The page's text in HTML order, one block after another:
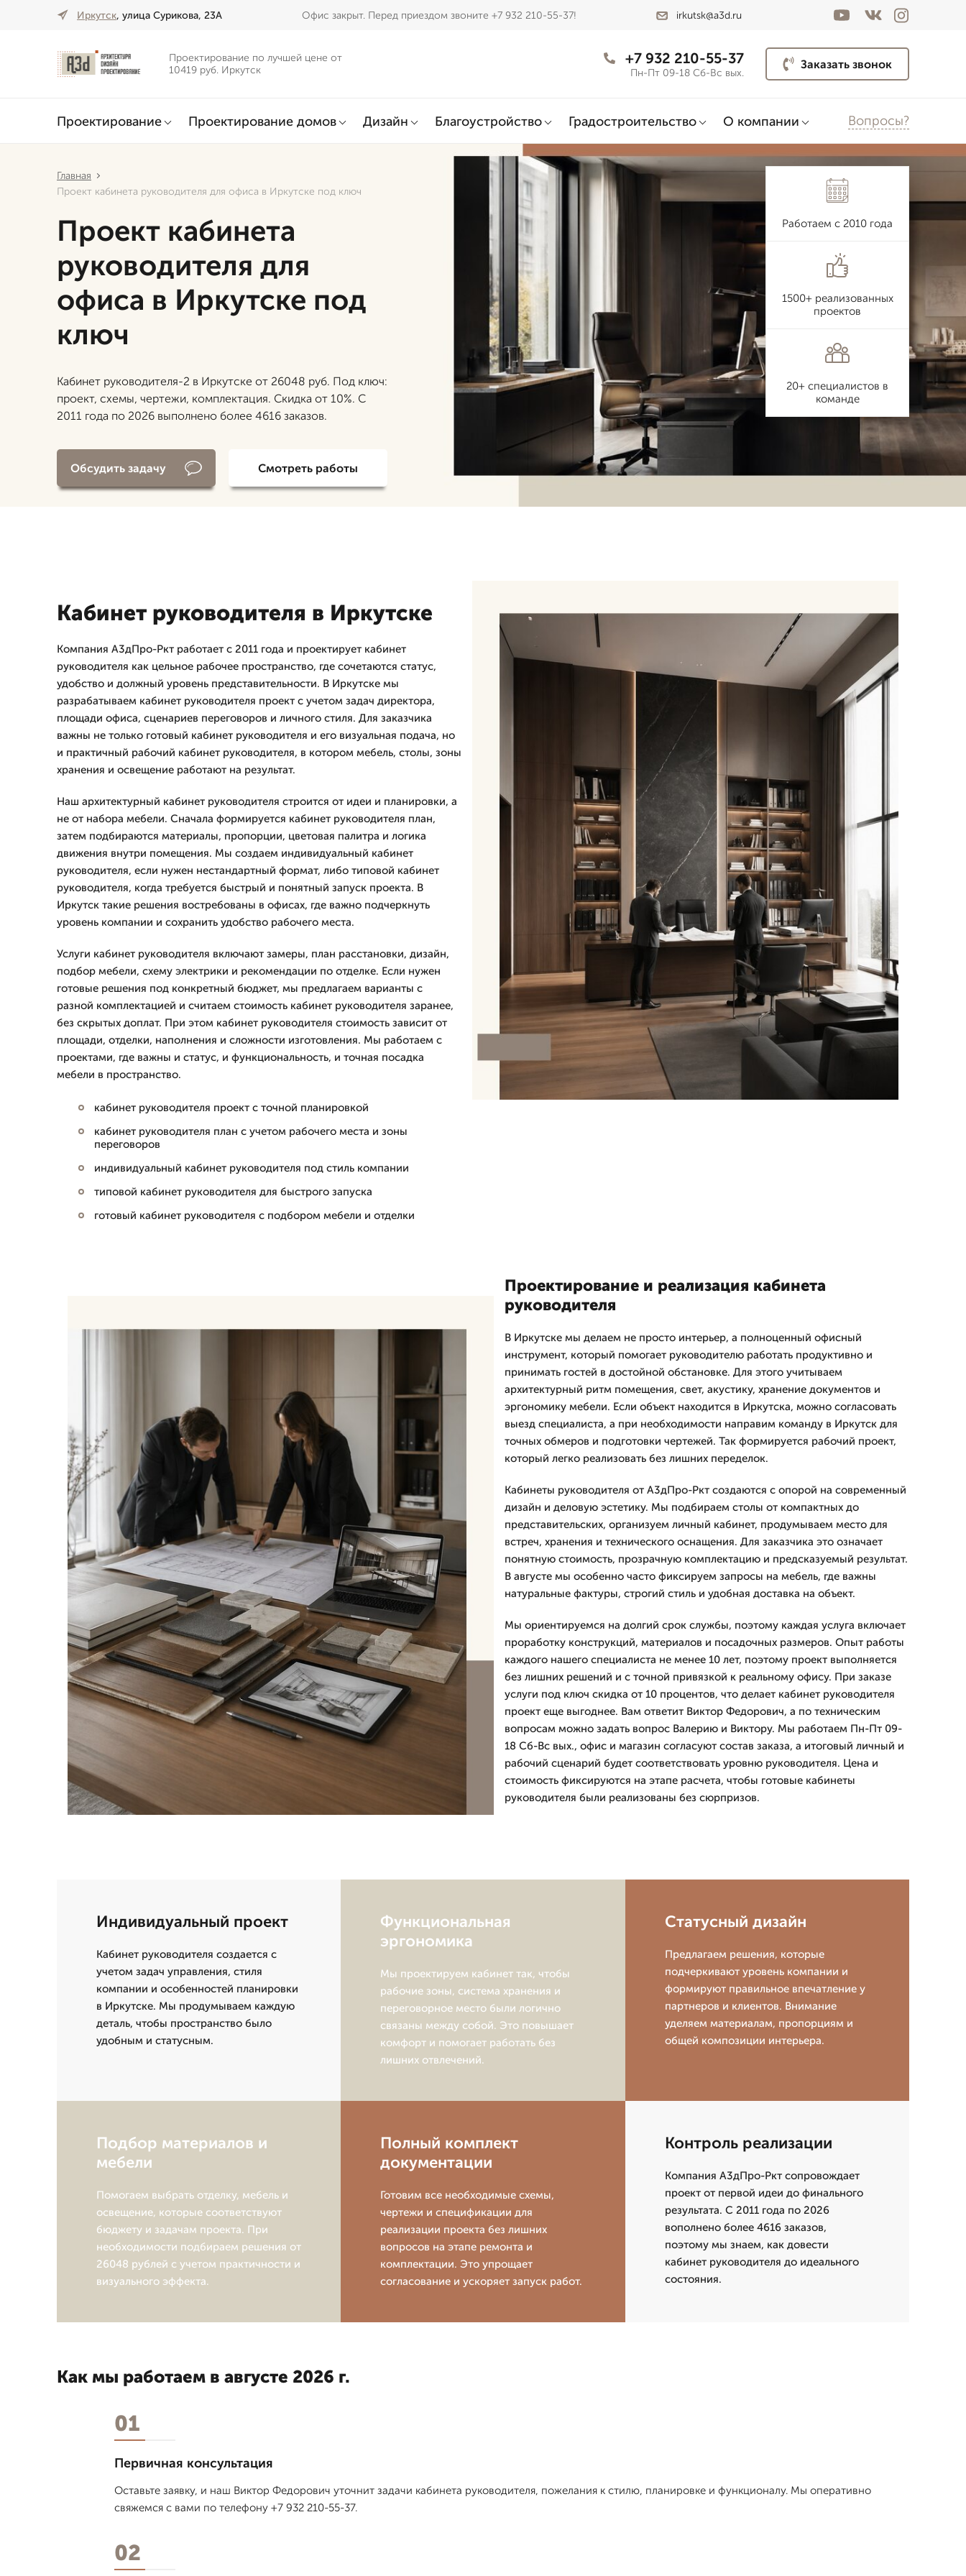
Иркутск, улица Сурикова, 23А Офис закрыт. Перед приездом звоните +7 932 210-55-37! irkutsk@a3d.ru
Проектирование по лучшей цене от
10419 руб. Иркутск
+7 932 210-55-37
Пн-Пт 09-18 Сб-Вс вых.
Заказать звонок
Проектирование Проектирование домов Дизайн Благоустройство Градостроительство О компании Вопросы?
Главная
Проект кабинета руководителя для офиса в Иркутске под ключ
Проект кабинета
руководителя для
офиса в Иркутске под
ключ
Кабинет руководителя-2 в Иркутске от 26048 руб. Под ключ:
проект, схемы, чертежи, комплектация. Скидка от 10%. С
2011 года по 2026 выполнено более 4616 заказов.
Обсудить задачу Смотреть работы
Работаем с 2010 года
1500+ реализованных
проектов
20+ специалистов в
команде
Кабинет руководителя в Иркутске
Компания А3дПро-Ркт работает с 2011 года и проектирует кабинет
руководителя как цельное рабочее пространство, где сочетаются статус,
удобство и должный уровень представительности. В Иркутске мы
разрабатываем кабинет руководителя проект с учетом задач директора,
площади офиса, сценариев переговоров и личного стиля. Для заказчика
важны не только готовый кабинет руководителя и его визуальная подача, но
и практичный рабочий кабинет руководителя, в котором мебель, столы, зоны
хранения и освещение работают на результат.
Наш архитектурный кабинет руководителя строится от идеи и планировки, а
не от набора мебели. Сначала формируется кабинет руководителя план,
затем подбираются материалы, пропорции, цветовая палитра и логика
движения внутри помещения. Мы создаем индивидуальный кабинет
руководителя, если нужен нестандартный формат, либо типовой кабинет
руководителя, когда требуется быстрый и понятный запуск проекта. В
Иркутск такие решения востребованы в офисах, где важно подчеркнуть
уровень компании и сохранить удобство рабочего места.
Услуги кабинет руководителя включают замеры, план расстановки, дизайн,
подбор мебели, схему электрики и рекомендации по отделке. Если нужен
готовые решения под конкретный бюджет, мы предлагаем варианты с
разной комплектацией и считаем стоимость кабинет руководителя заранее,
без скрытых доплат. При этом кабинет руководителя стоимость зависит от
площади, отделки, наполнения и сложности изготовления. Мы работаем с
проектами, где важны и статус, и функциональность, и точная посадка
мебели в пространство.
кабинет руководителя проект с точной планировкой
кабинет руководителя план с учетом рабочего места и зоны
переговоров
индивидуальный кабинет руководителя под стиль компании
типовой кабинет руководителя для быстрого запуска
готовый кабинет руководителя с подбором мебели и отделки
Проектирование и реализация кабинета
руководителя
В Иркутске мы делаем не просто интерьер, а полноценный офисный
инструмент, который помогает руководителю работать продуктивно и
принимать гостей в достойной обстановке. Для этого учитываем
архитектурный ритм помещения, свет, акустику, хранение документов и
эргономику мебели. Если объект находится в Иркутска, можно согласовать
выезд специалиста, а при необходимости направим команду в Иркутск для
точных обмеров и подготовки чертежей. Так формируется рабочий проект,
который легко реализовать без лишних переделок.
Кабинеты руководителя от А3дПро-Ркт создаются с опорой на современный
дизайн и деловую эстетику. Мы подбираем столы от компактных до
представительских, организуем личный кабинет, продумываем место для
встреч, хранения и технического оснащения. Для заказчика это означает
понятную стоимость, прозрачную комплектацию и предсказуемый результат.
В августе мы особенно часто фиксируем запросы на мебель, где важны
натуральные фактуры, строгий стиль и удобная доставка на объект.
Мы ориентируемся на долгий срок службы, поэтому каждая услуга включает
проработку конструкций, материалов и посадочных размеров. Опыт работы
каждого нашего специалиста не менее 10 лет, поэтому проект выполняется
без лишних решений и с точной привязкой к реальному офису. При заказе
услуги под ключ скидка от 10 процентов, что делает кабинет руководителя
проект еще выгоднее. Вам ответит Виктор Федорович, а по техническим
вопросам можно задать вопрос Валерию и Виктору. Мы работаем Пн-Пт 09-
18 Сб-Вс вых., офис и магазин согласуют состав заказа, а итоговый личный и
рабочий сценарий будет соответствовать уровню руководителя. Цена и
стоимость фиксируются на этапе расчета, чтобы готовые кабинеты
руководителя были реализованы без сюрпризов.
Индивидуальный проект
Кабинет руководителя создается с
учетом задач управления, стиля
компании и особенностей планировки
в Иркутске. Мы продумываем каждую
деталь, чтобы пространство было
удобным и статусным.
Функциональная
эргономика
Мы проектируем кабинет так, чтобы
рабочие зоны, система хранения и
переговорное место были логично
связаны между собой. Это повышает
комфорт и помогает работать без
лишних отвлечений.
Статусный дизайн
Предлагаем решения, которые
подчеркивают уровень компании и
формируют правильное впечатление у
партнеров и клиентов. Внимание
уделяем материалам, пропорциям и
общей композиции интерьера.
Подбор материалов и
мебели
Помогаем выбрать отделку, мебель и
освещение, которые соответствуют
бюджету и задачам проекта. При
необходимости подбираем решения от
26048 рублей с учетом практичности и
визуального эффекта.
Полный комплект
документации
Готовим все необходимые схемы,
чертежи и спецификации для
реализации проекта без лишних
вопросов на этапе ремонта и
комплектации. Это упрощает
согласование и ускоряет запуск работ.
Контроль реализации
Компания А3дПро-Ркт сопровождает
проект от первой идеи до финального
результата. С 2011 года по 2026
вополнено более 4616 заказов,
поэтому мы знаем, как довести
кабинет руководителя до идеального
состояния.
Как мы работаем в августе 2026 г.
01
Первичная консультация
Оставьте заявку, и наш Виктор Федорович уточнит задачи кабинета руководителя, пожелания к стилю, планировке и функционалу. Мы оперативно
свяжемся с вами по телефону +7 932 210-55-37.
02